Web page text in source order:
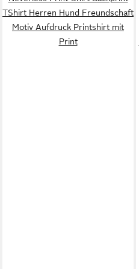
TShirt Herren Hund Freundschaft
Motiv Aufdruck Printshirt mit
Print